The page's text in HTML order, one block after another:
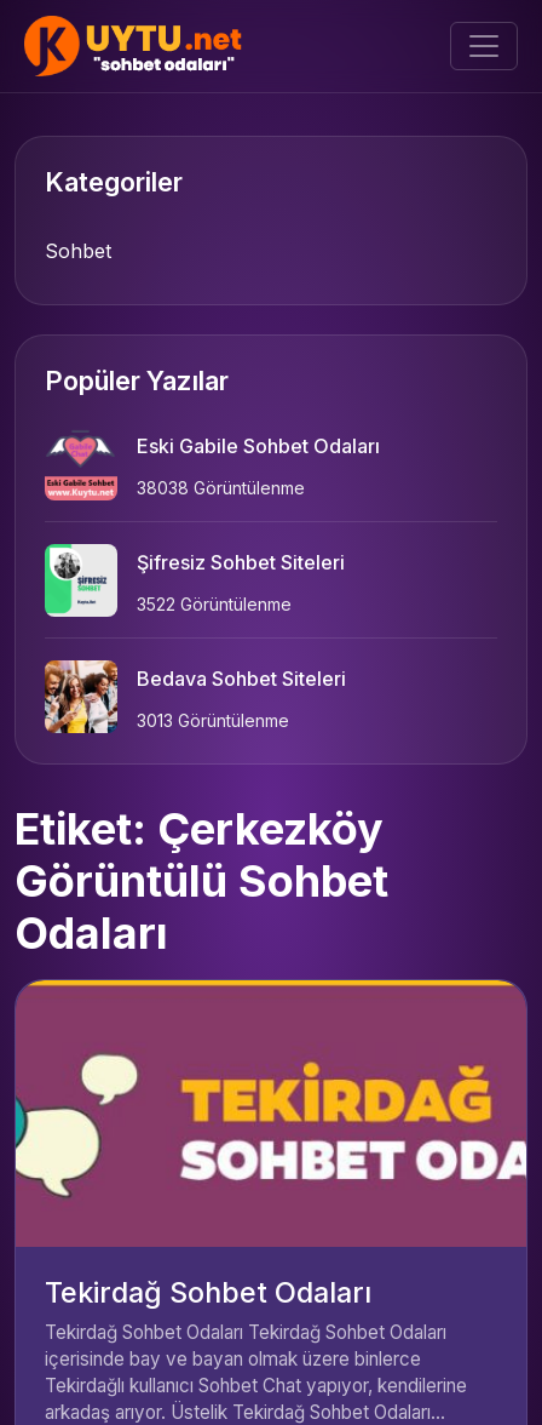
Kategoriler
Sohbet
Popüler Yazılar
Eski Gabile Sohbet Odaları
38038 Görüntülenme
Şifresiz Sohbet Siteleri
3522 Görüntülenme
Bedava Sohbet Siteleri
3013 Görüntülenme
Etiket: Çerkezköy
Görüntülü Sohbet
Odaları
Tekirdağ Sohbet Odaları
Tekirdağ Sohbet Odaları Tekirdağ Sohbet Odaları
içerisinde bay ve bayan olmak üzere binlerce
Tekirdağlı kullanıcı Sohbet Chat yapıyor, kendilerine
arkadaş arıyor. Üstelik Tekirdağ Sohbet Odaları...